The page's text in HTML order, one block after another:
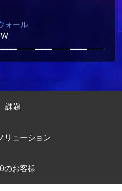
ォール
課題
リューション
のお客様